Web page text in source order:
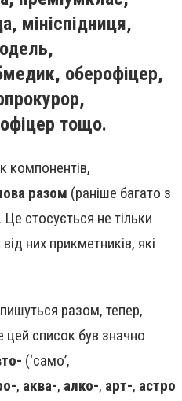
мініспідниця,
оберофіцер,
тощо.
компонентів,
разом (раніше багато з
стосується не тільки
них прикметників, які
разом, тепер,
список був значно
(‘само’,
, аква-, алко-, арт-, астро